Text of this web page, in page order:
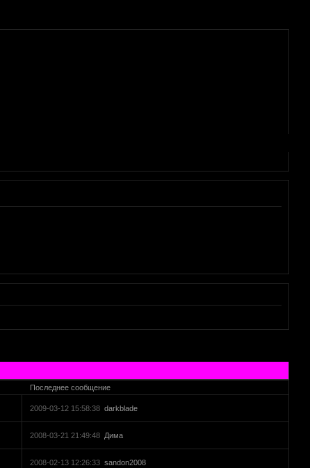
Последнее сообщение
2009-03-12 15:58:38 darkblade
2008-03-21 21:49:48 Дима
2008-02-13 12:26:33 sandon2008